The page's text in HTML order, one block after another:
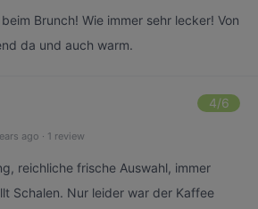
Brunch! Wie immer sehr lecker! Von
da und auch warm.
4/6
ago · 1 review
reichliche frische Auswahl, immer
Schalen. Nur leider war der Kaffee